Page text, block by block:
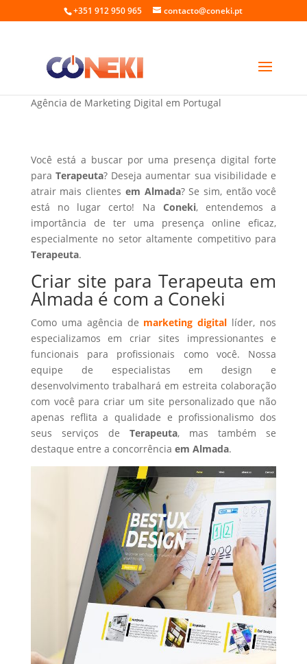
+351 912 950 965 contacto@coneki.pt
Criar site para Terapeuta em Almada
Agência de Marketing Digital em Portugal
Você está a buscar por uma presença digital forte
paraTerapeuta? Deseja aumentar sua visibilidade e
atrair mais clientes em Almada? Se sim, então você
está no lugar certo! Na Coneki, entendemos a
importância de ter uma presença online eficaz,
especialmente no setor altamente competitivo para
Terapeuta.
Criar site para Terapeuta em
Almada é com a Coneki
Como uma agência de marketing digital líder, nos
especializamos em criar sites impressionantes e
funcionais para profissionais como você. Nossa
equipe de especialistas em design e
desenvolvimento trabalhará em estreita colaboração
com você para criar um site personalizado que não
apenas reflita a qualidade e profissionalismo dos
seus serviços de Terapeuta, mas também se
destaque entre a concorrência em Almada.